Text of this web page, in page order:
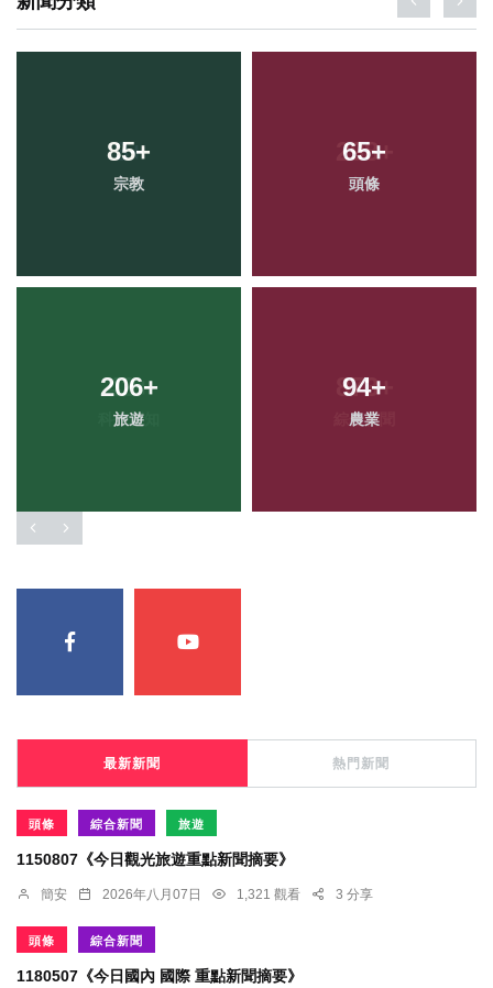
85+
宗教
65+
頭條
206+
旅遊
94+
農業
最新新聞 熱門新聞
頭條 綜合新聞 旅遊
1150807《今日觀光旅遊重點新聞摘要》
簡安 2026年八月07日 1,321 觀看 3 分享
頭條 綜合新聞
1180507《今日國內 國際 重點新聞摘要》